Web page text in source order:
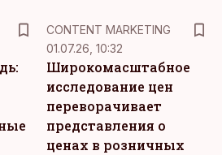
CONTENT MARKETING
01.07.26, 10:32
Широкомасштабное
исследование цен
переворачивает
представления о
ценах в розничных